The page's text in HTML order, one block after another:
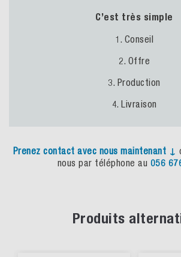
C’est très simple
1. Conseil
2. Offre
3. Production
4. Livraison
Prenez contact avec nous maintenant ↓
nous par téléphone au 056
Produits